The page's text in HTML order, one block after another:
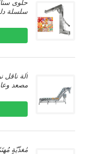
حلوى سناك
لآلة الغذاء
مصعد وعاء